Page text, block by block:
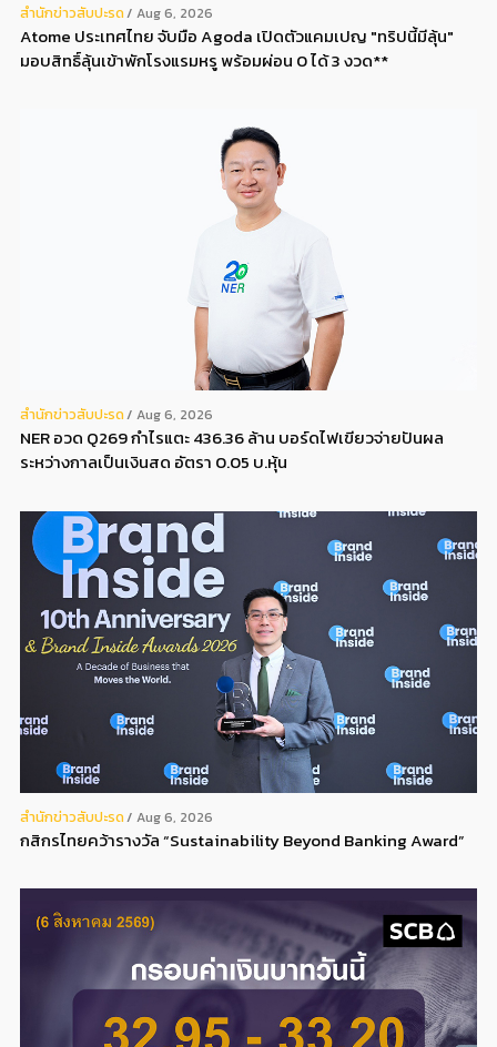
สํานักข่าวสับปะรด Aug 6, 2026
Atome ประเทศไทย จับมือ Agoda เปิดตัวแคมเปญ "ทริปนี้มีลุ้น"
มอบสิทธิ์ลุ้นเข้าพักโรงแรมหรู พร้อมผ่อน 0 ได้ 3 งวด**
สํานักข่าวสับปะรด Aug 6, 2026
NER อวด Q269 กำไรแตะ 436.36 ล้าน บอร์ดไฟเขียวจ่ายปันผล
ระหว่างกาลเป็นเงินสด อัตรา 0.05 บ.หุ้น
สํานักข่าวสับปะรด Aug 6, 2026
กสิกรไทยคว้ารางวัล “Sustainability Beyond Banking Award”